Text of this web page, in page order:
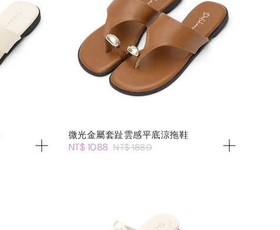
微光金屬套趾雲感平底涼拖鞋
NT$ 1088 NT$ 1880